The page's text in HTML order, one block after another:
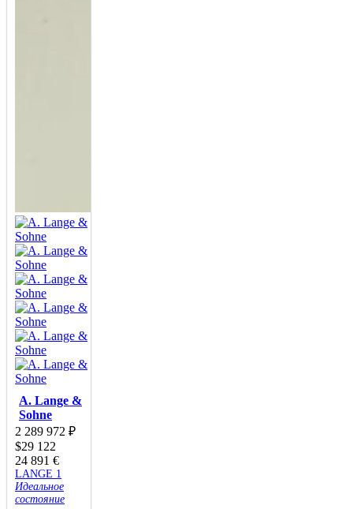
A. Lange &
Sohne
2 289 972 ₽
$29 122
24 891 €
LANGE 1
Идеальное
состояние